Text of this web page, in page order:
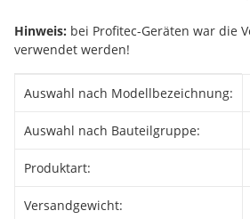
Hinweis: bei Profitec-Geräten war die
verwendet werden!
Auswahl nach Modellbezeichnung:
Auswahl nach Bauteilgruppe:
Produktart:
Versandgewicht: